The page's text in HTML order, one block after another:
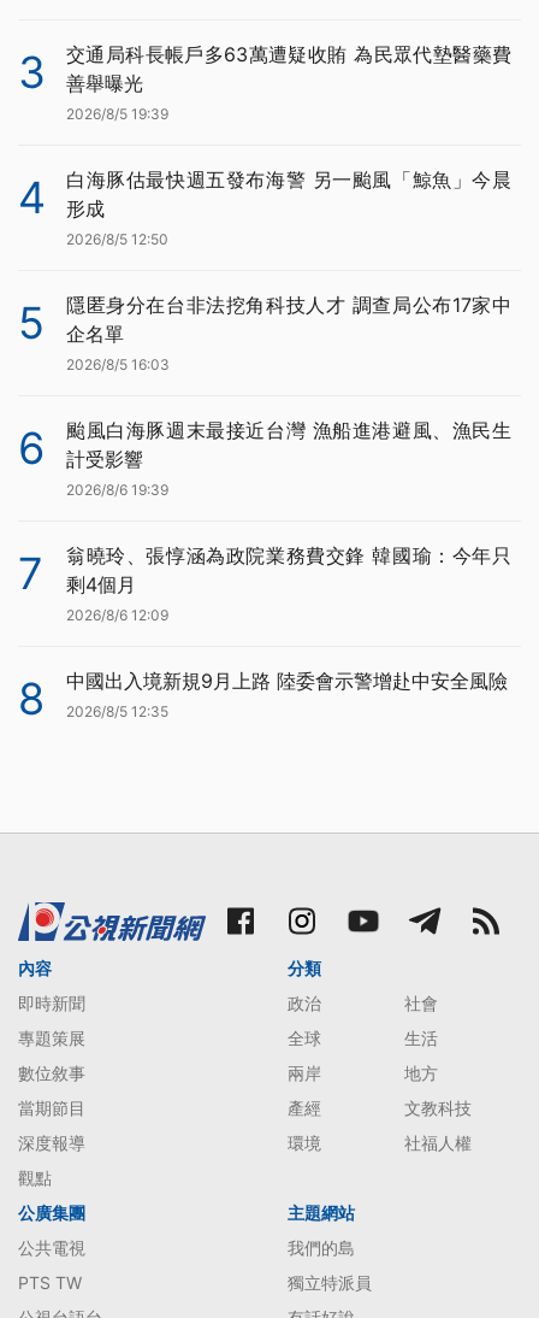
3
交通局科長帳戶多63萬遭疑收賄 為民眾代墊醫藥費
善舉曝光
2026/8/5 19:39
4
白海豚估最快週五發布海警 另一颱風「鯨魚」今晨
形成
2026/8/5 12:50
5
隱匿身分在台非法挖角科技人才 調查局公布17家中
企名單
2026/8/5 16:03
6
颱風白海豚週末最接近台灣 漁船進港避風、漁民生
計受影響
2026/8/6 19:39
7
翁曉玲、張惇涵為政院業務費交鋒 韓國瑜：今年只
剩4個月
2026/8/6 12:09
8 中國出入境新規9月上路 陸委會示警增赴中安全風險
2026/8/5 12:35
內容
即時新聞
專題策展
數位敘事
當期節目
深度報導
觀點
分類
政治
社會
全球
生活
兩岸
地方
產經
文教科技
環境
社福人權
公廣集團
公共電視
PTS TW
主題網站
我們的島
獨立特派員